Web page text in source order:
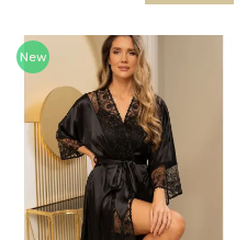
New